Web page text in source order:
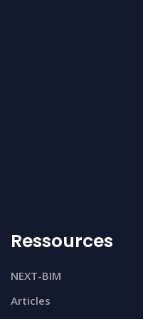
Ressources
NEXT-BIM
Articles